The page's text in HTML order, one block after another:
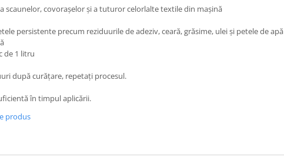
scaunelor, covorașelor și a tuturor celorlalte textile din mașină
persistente precum reziduurile de adeziv, ceară, grăsime, ulei și petele de apă
de 1 litru
după curățare, repetați procesul.
în timpul aplicării.
produs